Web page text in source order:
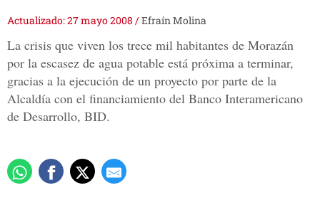
Actualizado: 27 mayo 2008 /Efraín Molina
La crisis que viven los trece mil habitantes de Morazán
por la escasez de agua potable está próxima a terminar,
gracias a la ejecución de un proyecto por parte de la
Alcaldía con el financiamiento del Banco Interamericano
de Desarrollo, BID.